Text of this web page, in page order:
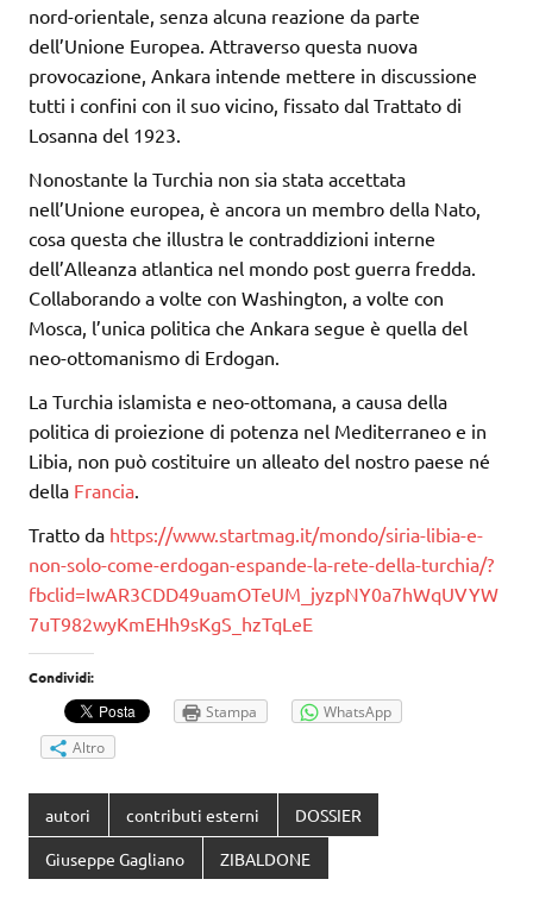
nord-orientale, senza alcuna reazione da parte
dell’Unione Europea. Attraverso questa nuova
provocazione, Ankara intende mettere in discussione
tutti i confini con il suo vicino, fissato dal Trattato di
Losanna del 1923.
Nonostante la Turchia non sia stata accettata
nell’Unione europea, è ancora un membro della Nato,
cosa questa che illustra le contraddizioni interne
dell’Alleanza atlantica nel mondo post guerra fredda.
Collaborando a volte con Washington, a volte con
Mosca, l’unica politica che Ankara segue è quella del
neo-ottomanismo di Erdogan.
La Turchia islamista e neo-ottomana, a causa della
politica di proiezione di potenza nel Mediterraneo e in
Libia, non può costituire un alleato del nostro paese né
della Francia.
Tratto da https://www.startmag.it/mondo/siria-libia-e-
non-solo-come-erdogan-espande-la-rete-della-turchia/?
fbclid=IwAR3CDD49uamOTeUM_jyzpNY0a7hWqUVYW
7uT982wyKmEHh9sKgS_hzTqLeE
Condividi:
Stampa
WhatsApp
Altro
autori contributi esterni DOSSIER
Giuseppe Gagliano ZIBALDONE